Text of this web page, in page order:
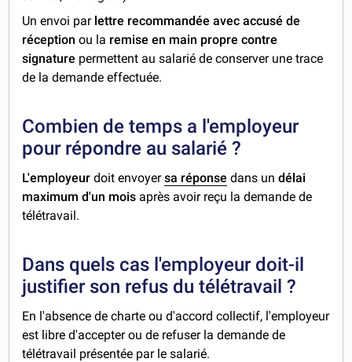
Un envoi par lettre recommandée avec accusé de
réception ou la remise en main propre contre
signature permettent au salarié de conserver une trace
de la demande effectuée.
Combien de temps a l'employeur
pour répondre au salarié ?
L'employeurdoit envoyersa réponse dans undélai
maximum d'un mois après avoir reçu la demande de
télétravail.
Dans quels cas l'employeur doit-il
justifier son refus du télétravail ?
En l'absence de charte ou d'accord collectif, l'employeur
est libre d'accepter ou de refuser la demande de
télétravail présentée par le salarié.